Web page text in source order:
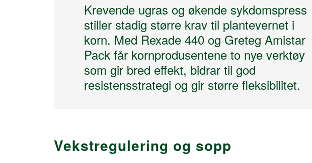
Krevende ugras og økende sykdomspress
stiller stadig større krav til plantevernet i
korn. Med Rexade 440 og Greteg Amistar
Pack får kornprodusentene to nye verktøy
som gir bred effekt, bidrar til god
resistensstrategi og gir større fleksibilitet.
Vekstregulering og sopp